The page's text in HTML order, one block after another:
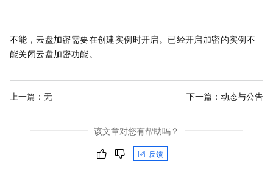
不能，云盘加密需要在创建实例时开启。已经开启加密的实例不
能关闭云盘加密功能。
上一篇：无 下一篇： 动态与公告
该文章对您有帮助吗？
反馈